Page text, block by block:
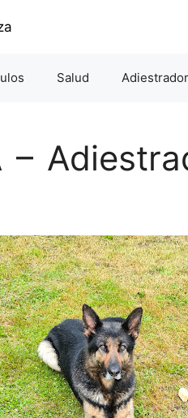
Salud
–